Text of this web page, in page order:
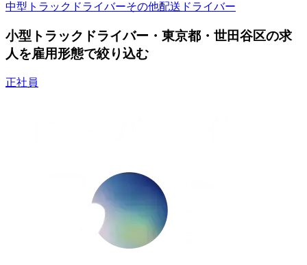
中型トラックドライバーその他配送ドライバー
小型トラックドライバー・東京都・世田谷区の求
人を雇用形態で絞り込む
正社員